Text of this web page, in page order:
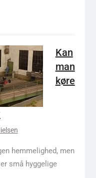
Kan
man
køre
hemmelighed, men
små hyggelige